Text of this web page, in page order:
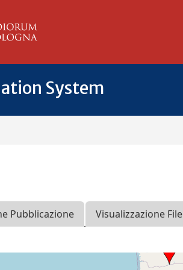
System
Pubblicazione Visualizzazione File